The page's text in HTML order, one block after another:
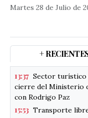
Martes 28 de Julio de
+
13:37 Sector turístico
cierre del Ministerio
con Rodrigo Paz
15:53 Transporte